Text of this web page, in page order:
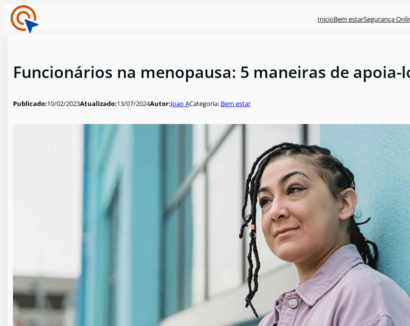
InicioBem estarSegurança
Funcionários na menopausa: 5 maneiras de apoia-
Publicado:10/02/2023Atualizado:13/07/2024Autor:Joao ACategoria: Bem estar